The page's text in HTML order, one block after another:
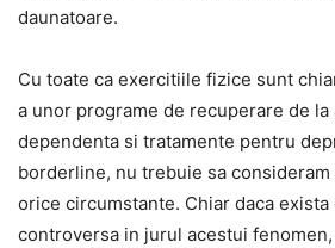
daunatoare.
Cu toate ca exercitiile fizice sunt
a unor programe de recuperare de
dependenta si tratamente pentru
borderline, nu trebuie sa
orice circumstante. Chiar daca
controversa in jurul acestui